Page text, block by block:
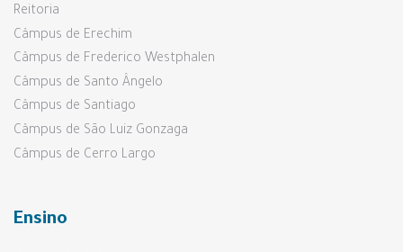
Reitoria
Câmpus de Erechim
Câmpus de Frederico Westphalen
Câmpus de Santo Ângelo
Câmpus de Santiago
Câmpus de São Luiz Gonzaga
Câmpus de Cerro Largo
Ensino